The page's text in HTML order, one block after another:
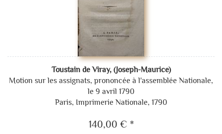
Toustain de Viray, (Joseph-Maurice)
Motion sur les assignats, prononcée à l'assemblée Nationale,
le 9 avril 1790
Paris, Imprimerie Nationale, 1790
140,00 € *